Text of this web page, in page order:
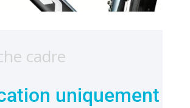
cadre
uniquement